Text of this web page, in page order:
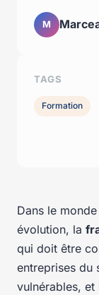
Dans le
évolution, la
qui doit être
entreprises du
vulnérables, et
M
TAGS
Formation